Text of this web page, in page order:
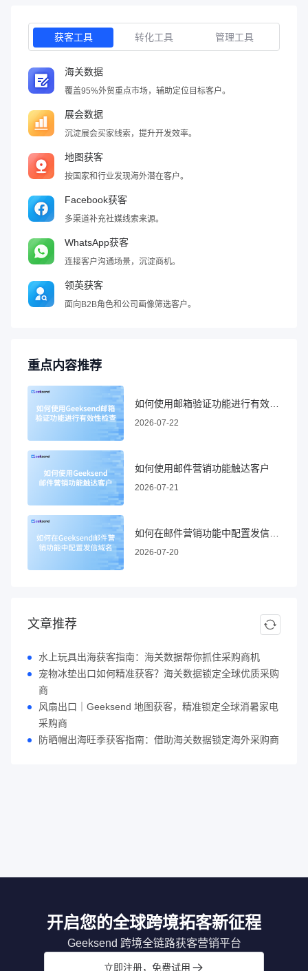
获客工具 转化工具 管理工具
海关数据
覆盖95%外贸重点市场，辅助定位目标客户。
展会数据
沉淀展会买家线索，提升开发效率。
地图获客
按国家和行业发现海外潜在客户。
Facebook获客
多渠道补充社媒线索来源。
WhatsApp获客
连接客户沟通场景，沉淀商机。
领英获客
面向B2B角色和公司画像筛选客户。
重点内容推荐
2026-07-22
如何使用邮件营销功能触达客户
2026-07-21
2026-07-20
文章推荐
水上玩具出海获客指南：海关数据帮你抓住采购商机
宠物冰垫出口如何精准获客？海关数据锁定全球优质采购
商
风扇出口｜Geeksend 地图获客，精准锁定全球消暑家电
采购商
防晒帽出海旺季获客指南：借助海关数据锁定海外采购商
开启您的全球跨境拓客新征程
Geeksend 跨境全链路获客营销平台
立即注册，免费试用